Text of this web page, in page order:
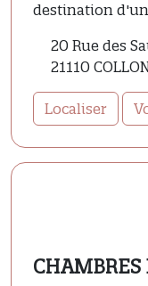
destination
20 Rue des
21110
Localiser